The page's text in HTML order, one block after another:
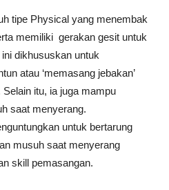
tipe Physical yang menembak
memiliki gerakan gesit untuk
dikhususkan untuk
atau ‘memasang jebakan’
itu, ia juga mampu
saat menyerang.
untuk bertarung
musuh saat menyerang
skill pemasangan.